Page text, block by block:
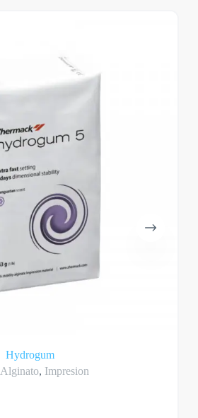
Hydrogum
Alginato, Impresion